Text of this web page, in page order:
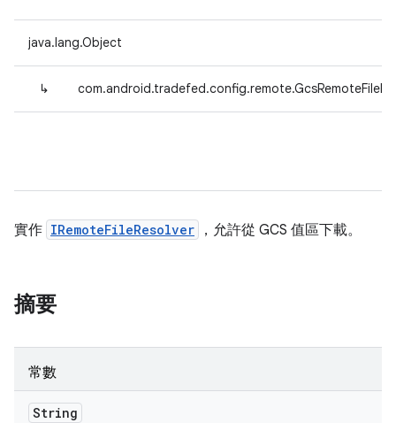
java.lang.Object
↳
實作 IRemoteFileResolver ，允許從 GCS 值區下載。
摘要
常數
String